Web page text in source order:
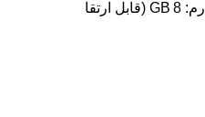
رم: 8 GB (قابل ارتقا